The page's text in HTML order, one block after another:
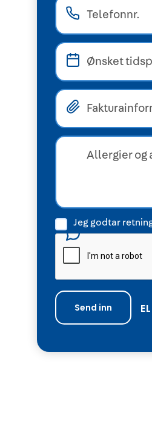
Jeg godtar